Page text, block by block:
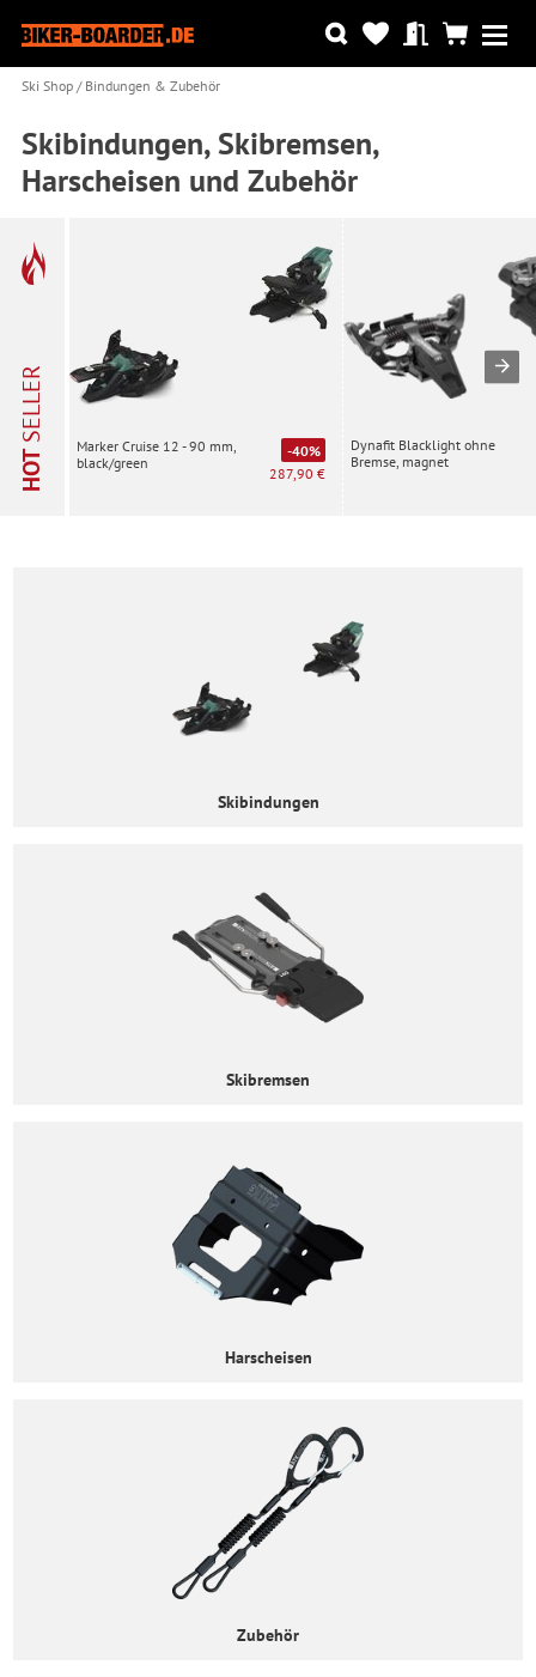
Ski Shop Bindungen & Zubehör
Skibindungen, Skibremsen,
Harscheisen und Zubehör
HOT
SELLER
Marker Cruise 12 - 90 mm,
black/green
-40%
287,90 €
Dynafit Blacklight ohne
Bremse, magnet
Skibindungen
Skibremsen
Harscheisen
Zubehör